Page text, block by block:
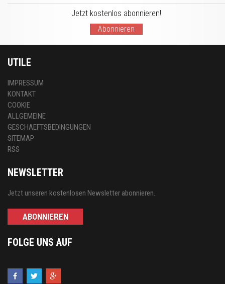
Jetzt kostenlos abonnieren!
Abonnieren
UTILE
IMPRESSUM
KONTAKT
COOKIE
ALLGEMEINE
GESCHAEFTSBEDINGUNGEN
SITEMAP
RSS
NEWSLETTER
Jetzt unseren kostenlosen Newsletter abonnieren.
ABONNIEREN
FOLGE UNS AUF